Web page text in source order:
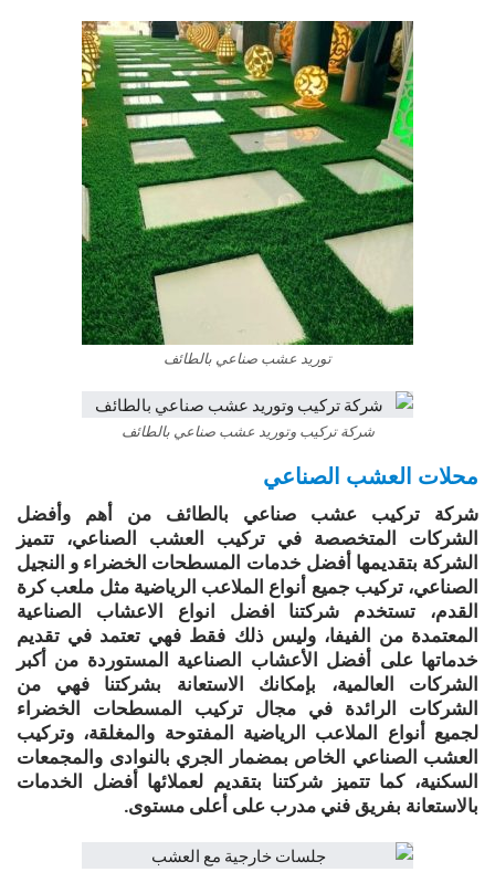
توريد عشب صناعي بالطائف
شركة تركيب وتوريد عشب صناعي بالطائف
محلات العشب الصناعي
شركة تركيب عشب صناعي بالطائف من أهم وأفضل
الشركات المتخصصة في تركيب العشب الصناعي، تتميز
الشركة بتقديمها أفضل خدمات المسطحات الخضراء و النجيل
الصناعي، تركيب جميع أنواع الملاعب الرياضية مثل ملعب كرة
القدم، تستخدم شركتنا افضل انواع الاعشاب الصناعية
المعتمدة من الفيفا، وليس ذلك فقط فهي تعتمد في تقديم
خدماتها على أفضل الأعشاب الصناعية المستوردة من أكبر
الشركات العالمية، بإمكانك الاستعانة بشركتنا فهي من
الشركات الرائدة في مجال تركيب المسطحات الخضراء
لجميع أنواع الملاعب الرياضية المفتوحة والمغلقة، وتركيب
العشب الصناعي الخاص بمضمار الجري بالنوادى والمجمعات
السكنية، كما تتميز شركتنا بتقديم لعملائها أفضل الخدمات
بالاستعانة بفريق فني مدرب على أعلى مستوى.